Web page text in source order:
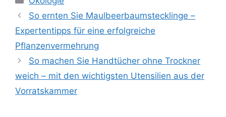
So ernten Sie Maulbeerbaumstecklinge –
Expertentipps für eine erfolgreiche
Pflanzenvermehrung
So machen Sie Handtücher ohne Trockner
weich – mit den wichtigsten Utensilien aus der
Vorratskammer